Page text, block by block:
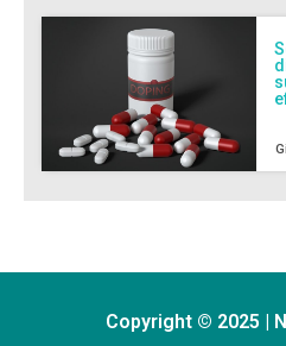
Copyright © 2025 |